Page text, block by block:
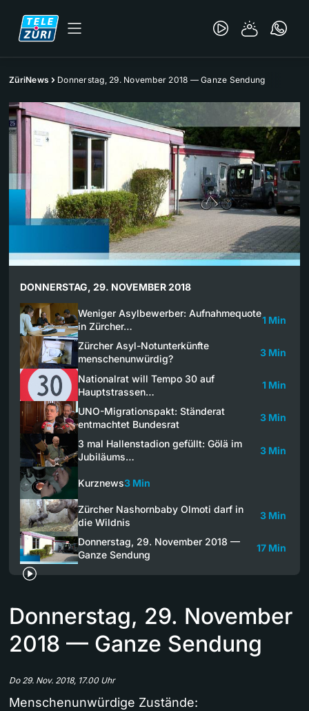
ZüriNews Donnerstag, 29. November 2018 — Ganze Sendung
DONNERSTAG, 29. NOVEMBER 2018
Weniger Asylbewerber: Aufnahmequote
in Zürcher…
1 Min
Zürcher Asyl-Notunterkünfte
menschenunwürdig?
3 Min
Nationalrat will Tempo 30 auf
Hauptstrassen…
1 Min
UNO-Migrationspakt: Ständerat
entmachtet Bundesrat
3 Min
3 mal Hallenstadion gefüllt: Gölä im
Jubiläums…
3 Min
Kurznews3 Min
Zürcher Nashornbaby Olmoti darf in
die Wildnis
3 Min
Donnerstag, 29. November 2018 —
Ganze Sendung
17 Min
Donnerstag, 29. November
2018 — Ganze Sendung
Do 29. Nov. 2018, 17.00 Uhr
Menschenunwürdige Zustände: